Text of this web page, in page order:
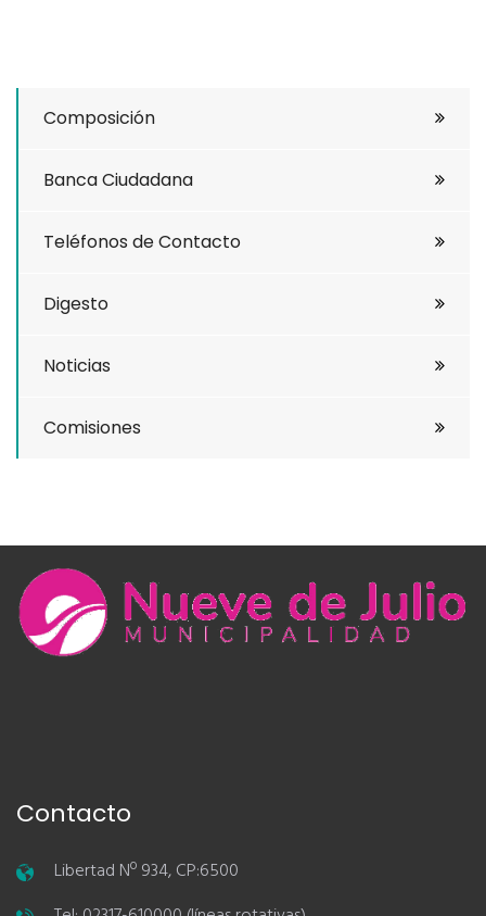
Composición
Banca Ciudadana
Teléfonos de Contacto
Digesto
Noticias
Comisiones
Contacto
Libertad Nº 934, CP:6500